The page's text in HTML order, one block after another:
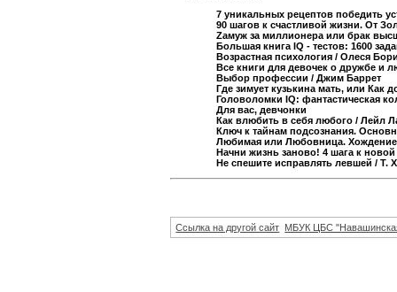
7 уникальных рецептов победить
90 шагов к счастливой жизни. От
Zамуж за миллионера или брак
Большая книга IQ - тестов: 1600
Возрастная психология / Олеся
Все книги для девочек о дружбе и
Выбор профессии / Джим Баррет
Где зимует кузькина мать, или Как
Головоломки IQ: фантастическая
Для вас, девчонки
Как влюбить в себя любого / Лейл
Ключ к тайнам подсознания.
Любимая или Любовница.
Начни жизнь заново! 4 шага к
Не спешите исправлять левшей / Т.
Ссылка на другой сайт МБУК ЦБС